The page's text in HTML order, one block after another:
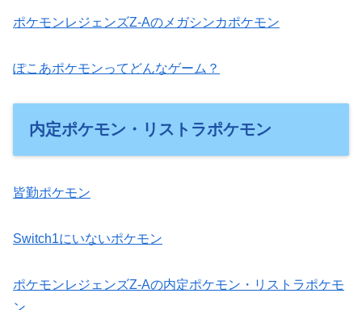
ポケモンレジェンズZ-Aのメガシンカポケモン
ぽこあポケモンってどんなゲーム？
内定ポケモン・リストラポケモン
皆勤ポケモン
Switch1にいないポケモン
ポケモンレジェンズZ-Aの内定ポケモン・リストラポケモ
ン